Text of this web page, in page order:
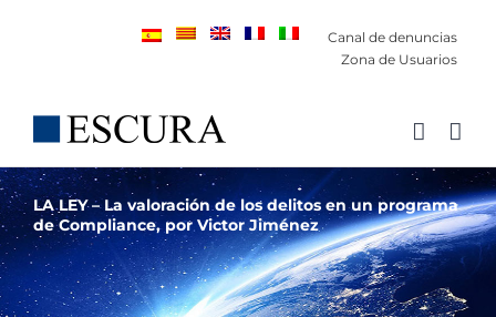
Canal de denuncias
Zona de Usuarios
LA LEY – La valoración de los delitos en un programa
de Compliance, por Victor Jiménez